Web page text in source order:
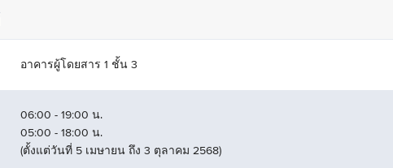
อาคารผู้โดยสาร 1 ชั้น 3
06:00 - 19:00 น.
05:00 - 18:00 น.
(ตั้งแต่วันที่ 5 เมษายน ถึง 3 ตุลาคม 2568)